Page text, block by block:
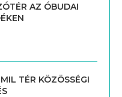
AZ ÓBUDAI
TÉR KÖZÖSSÉGI